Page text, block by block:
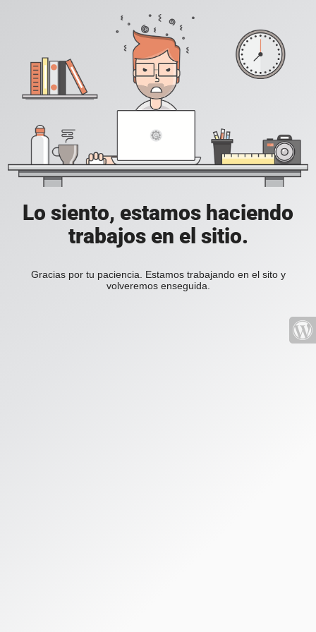
Lo siento, estamos haciendo
trabajos en el sitio.
Gracias por tu paciencia. Estamos trabajando en el sito y
volveremos enseguida.